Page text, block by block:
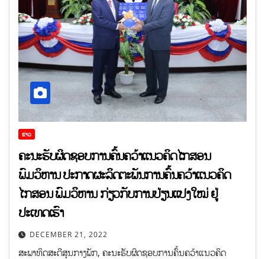
ຂ່າວ
ຄະນະຮັບຜິດຊອບການຄົ້ນຄວ້າແນວຄິດໄກສອນ
ພົມວິຫານ ປະກາດຜະລິດຕະພັນການຄົ້ນຄວ້າແນວຄິດ
ໄກສອນ ພົມວິຫານ ກ່ຽວກັບການປ່ຽນແປງໃໝ່ ຢູ່
ປະເທດເຮົາ
DECEMBER 21, 2022
ສະພາທິດສະດີສູນກາງພັກ, ຄະນະຮັບຜິດຊອບການຄົ້ນຄວ້າແນວຄິດ